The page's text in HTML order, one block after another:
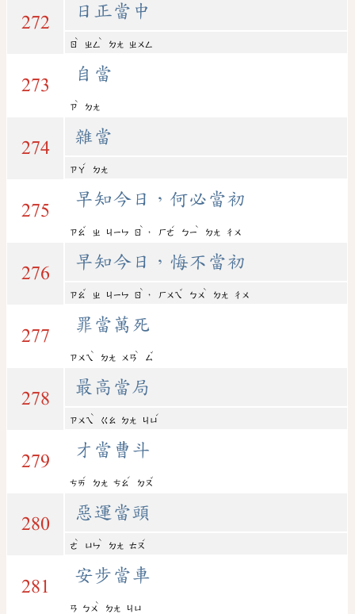
272
日正當中
ㄖ
ˋ
ㄓㄥ
ˋ
ㄉㄤ ㄓㄨㄥ
273
自當
ㄗ
ˋ
ㄉㄤ
274
雜當
ㄗㄚ
ˊ
ㄉㄤ
275
早知今日，何必當初
ㄗㄠ
ˇ
ㄓ ㄐㄧㄣ ㄖ
ˋ
， ㄏㄜ
ˊ
ㄅㄧ
ˋ
ㄉㄤ ㄔㄨ
276
早知今日，悔不當初
ㄗㄠ
ˇ
ㄓ ㄐㄧㄣ ㄖ
ˋ
， ㄏㄨㄟ
ˇ
ㄅㄨ
ˋ
ㄉㄤ ㄔㄨ
277
罪當萬死
ㄗㄨㄟ
ˋ
ㄉㄤ ㄨㄢ
ˋ
ㄙ
ˇ
278
最高當局
ㄗㄨㄟ
ˋ
ㄍㄠ ㄉㄤ ㄐㄩ
ˊ
279
才當曹斗
ㄘㄞ
ˊ
ㄉㄤ ㄘㄠ
ˊ
ㄉㄡ
ˇ
280
惡運當頭
ㄜ
ˋ
ㄩㄣ
ˋ
ㄉㄤ ㄊㄡ
ˊ
281
安步當車
ㄢ ㄅㄨ
ˋ
ㄉㄤ ㄐㄩ